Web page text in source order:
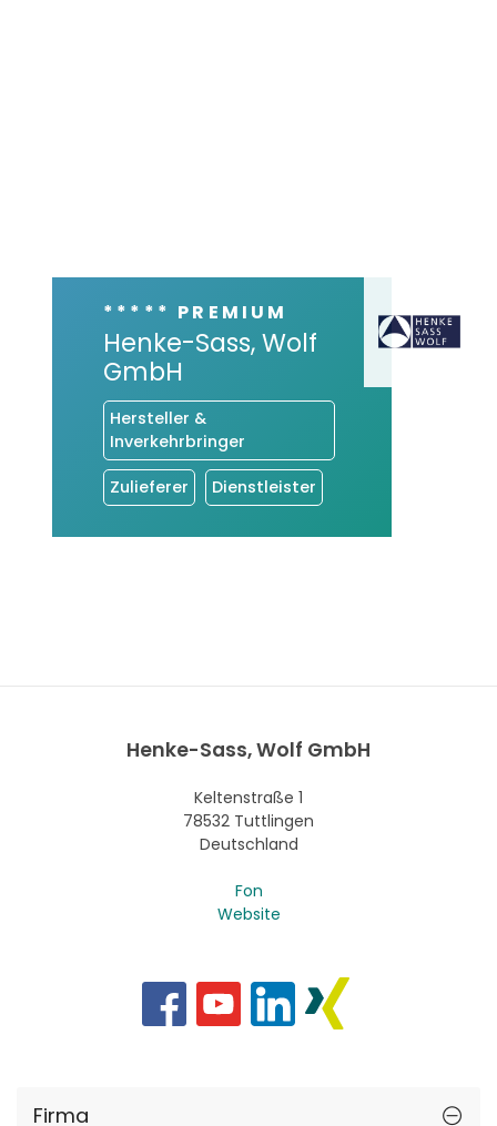
***** PREMIUM
Henke-Sass, Wolf
GmbH
Hersteller &
Inverkehrbringer
Zulieferer Dienstleister
Henke-Sass, Wolf GmbH
Keltenstraße 1
78532 Tuttlingen
Deutschland
Fon
Website
Firma